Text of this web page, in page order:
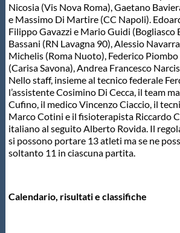
Mappa del sito
Nicosia (Vis Nova Roma), Gaetano
e Massimo Di Martire (CC Napoli).
Filippo Gavazzi e Mario Guidi (Bogliasco
Bassani (RN Lavagna 90), Alessio
Michelis (Roma Nuoto), Federico
(Carisa Savona), Andrea Francesco
Nello staff, insieme al tecnico federale
l’assistente Cosimino Di Cecca, il team
Cufino, il medico Vincenzo Ciaccio, il
Marco Cotini e il fisioterapista Riccardo
italiano al seguito Alberto Rovida. Il
si possono portare 13 atleti ma se ne
soltanto 11 in ciascuna partita.
Calendario, risultati e classifiche